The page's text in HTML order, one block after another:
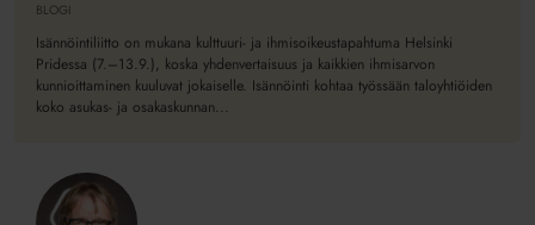
BLOGI
Isännöintiliitto on mukana kulttuuri- ja ihmisoikeustapahtuma Helsinki
Pridessa (7.–13.9.), koska yhdenvertaisuus ja kaikkien ihmisarvon
kunnioittaminen kuuluvat jokaiselle. Isännöinti kohtaa työssään taloyhtiöiden
koko asukas- ja osakaskunnan...